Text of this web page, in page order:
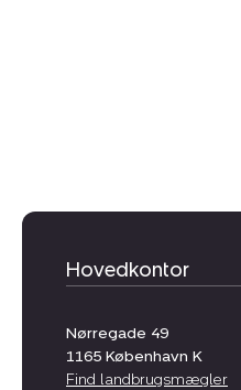
Hovedkontor
Nørregade 49
1165 København K
Find landbrugsmægler